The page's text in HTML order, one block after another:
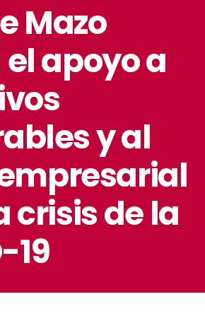
Mazo
apoyo a
y al
crisis de la
19